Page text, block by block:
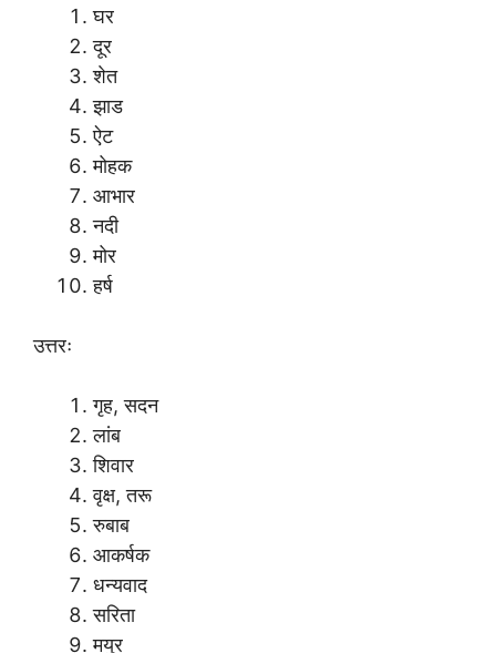
घर
दूर
शेत
झाड
ऐट
मोहक
आभार
नदी
मोर
हर्ष
उत्तरः
गृह, सदन
लांब
शिवार
वृक्ष, तरू
रुबाब
आकर्षक
धन्यवाद
सरिता
मयुर